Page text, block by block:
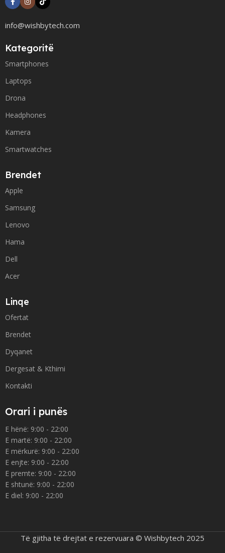
info@wishbytech.com
Kategoritë
Smartphones
Laptops
Drona
Headphones
Kamera
Smartwatches
Brendet
Apple
Samsung
Lenovo
Hama
Dell
Acer
Linqe
Ofertat
Brendet
Dyqanet
Dergesat & Kthimi
Kontakti
Orari i punës
E hënë: 9:00 - 22:00
E martë: 9:00 - 22:00
E mërkurë: 9:00 - 22:00
E enjte: 9:00 - 22:00
E premte: 9:00 - 22:00
E shtunë: 9:00 - 22:00
E diel: 9:00 - 22:00
Të gjitha të drejtat e rezervuara © Wishbytech 2025